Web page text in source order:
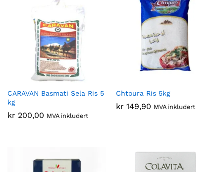
CARAVAN Basmati Sela Ris 5
kg
kr 200,00 MVA inkludert
Chtoura Ris 5kg
kr 149,90 MVA inkludert